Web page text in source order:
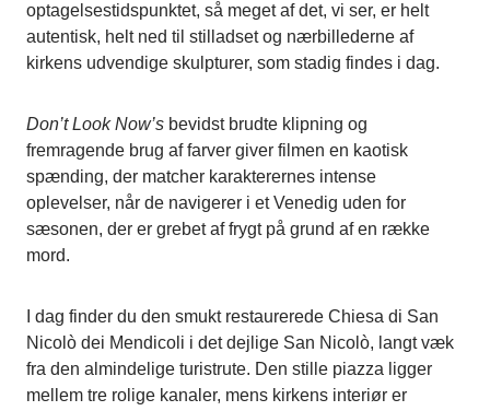
optagelsestidspunktet, så meget af det, vi ser, er helt
autentisk, helt ned til stilladset og nærbillederne af
kirkens udvendige skulpturer, som stadig findes i dag.
Don’t Look Now’s bevidst brudte klipning og
fremragende brug af farver giver filmen en kaotisk
spænding, der matcher karakterernes intense
oplevelser, når de navigerer i et Venedig uden for
sæsonen, der er grebet af frygt på grund af en række
mord.
I dag finder du den smukt restaurerede Chiesa di San
Nicolò dei Mendicoli i det dejlige San Nicolò, langt væk
fra den almindelige turistrute. Den stille piazza ligger
mellem tre rolige kanaler, mens kirkens interiør er